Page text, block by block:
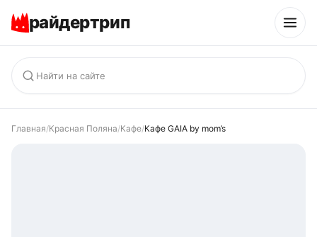
райдертрип
Главная/Красная Поляна/Кафе/Кафе GAIA by mom’s